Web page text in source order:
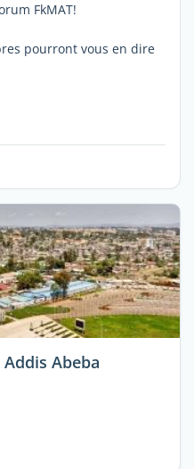
FkMAT!
pourront vous en dire
Abeba